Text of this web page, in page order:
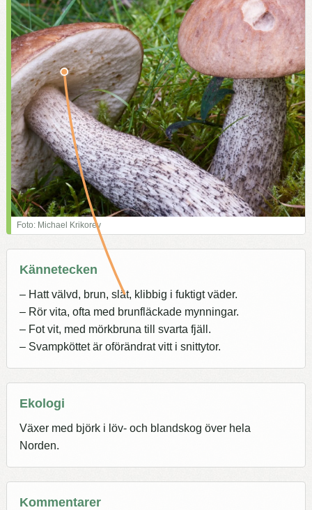
Foto: Michael Krikorev
Kännetecken
– Hatt välvd, brun, slät, klibbig i fuktigt väder.
– Rör vita, ofta med brunfläckade mynningar.
– Fot vit, med mörkbruna till svarta fjäll.
– Svampköttet är oförändrat vitt i snittytor.
Ekologi
Växer med björk i löv- och blandskog över hela
Norden.
Kommentarer